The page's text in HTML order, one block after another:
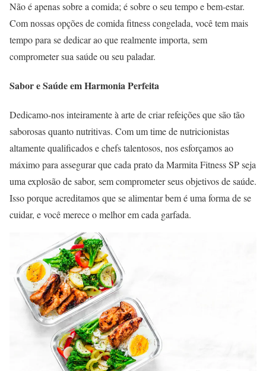
Não é apenas sobre a comida; é sobre o seu tempo e bem-estar.
Com nossas opções de comida fitness congelada, você tem mais
tempo para se dedicar ao que realmente importa, sem
comprometer sua saúde ou seu paladar.
Sabor e Saúde em Harmonia Perfeita
Dedicamo-nos inteiramente à arte de criar refeições que são tão
saborosas quanto nutritivas. Com um time de nutricionistas
altamente qualificados e chefs talentosos, nos esforçamos ao
máximo para assegurar que cada prato da Marmita Fitness SP seja
uma explosão de sabor, sem comprometer seus objetivos de saúde.
Isso porque acreditamos que se alimentar bem é uma forma de se
cuidar, e você merece o melhor em cada garfada.